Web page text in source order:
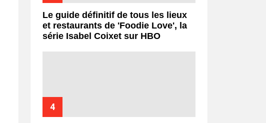
Le guide définitif de tous les lieux
et restaurants de 'Foodie Love', la
série Isabel Coixet sur HBO